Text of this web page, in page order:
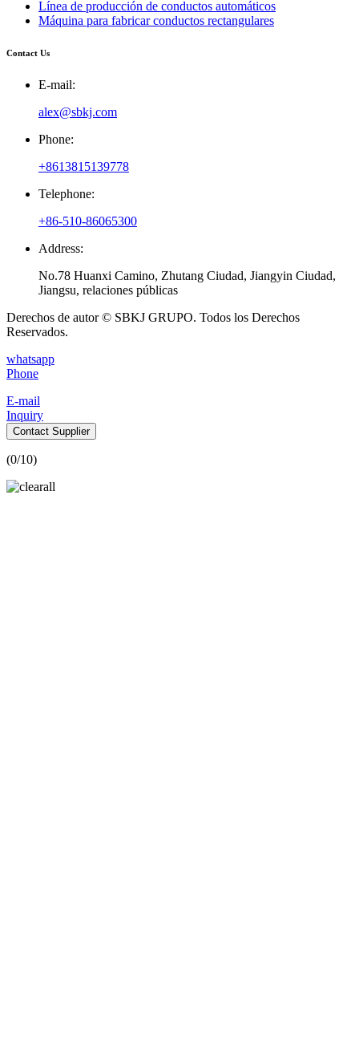
Línea de producción de conductos automáticos
Máquina para fabricar conductos rectangulares
Contact Us
E-mail:
alex@sbkj.com
Phone:
+8613815139778
Telephone:
+86-510-86065300
Address:
No.78 Huanxi Camino, Zhutang Ciudad, Jiangyin Ciudad,
Jiangsu, relaciones públicas
Derechos de autor © SBKJ GRUPO. Todos los Derechos
Reservados.
whatsapp
Phone
E-mail
Inquiry
Contact Supplier
(0/10)